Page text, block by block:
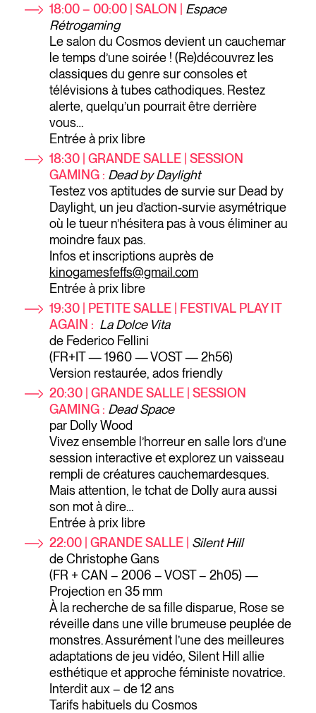
18:00 – 00:00 | SALON | Espace
Rétrogaming
Le salon du Cosmos devient un cauchemar
le temps d’une soirée ! (Re)découvrez les
classiques du genre sur consoles et
télévisions à tubes cathodiques. Restez
alerte, quelqu’un pourrait être derrière
vous…
Entrée à prix libre
18:30 | GRANDE SALLE | SESSION
GAMING : Dead by Daylight
Testez vos aptitudes de survie sur Dead by
Daylight, un jeu d’action-survie asymétrique
où le tueur n’hésitera pas à vous éliminer au
moindre faux pas.
Infos et inscriptions auprès de
kinogamesfeffs@gmail.com
Entrée à prix libre
19:30 | PETITE SALLE | FESTIVAL PLAY IT
AGAIN : La Dolce Vita
de Federico Fellini
(FR+IT — 1960 — VOST — 2h56)
Version restaurée, ados friendly
20:30 | GRANDE SALLE | SESSION
GAMING : Dead Space
par Dolly Wood
Vivez ensemble l’horreur en salle lors d’une
session interactive et explorez un vaisseau
rempli de créatures cauchemardesques.
Mais attention, le tchat de Dolly aura aussi
son mot à dire…
Entrée à prix libre
22:00 | GRANDE SALLE | Silent Hill
de Christophe Gans
(FR + CAN – 2006 – VOST – 2h05) —
Projection en 35 mm
À la recherche de sa fille disparue, Rose se
réveille dans une ville brumeuse peuplée de
monstres. Assurément l’une des meilleures
adaptations de jeu vidéo, Silent Hill allie
esthétique et approche féministe novatrice.
Interdit aux – de 12 ans
Tarifs habituels du Cosmos